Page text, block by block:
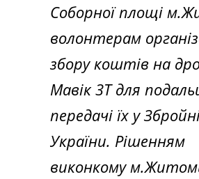
Соборної площі
волонтерам
збору коштів на
Мавік 3Т для
передачі їх у
України. Рішенням
виконкому